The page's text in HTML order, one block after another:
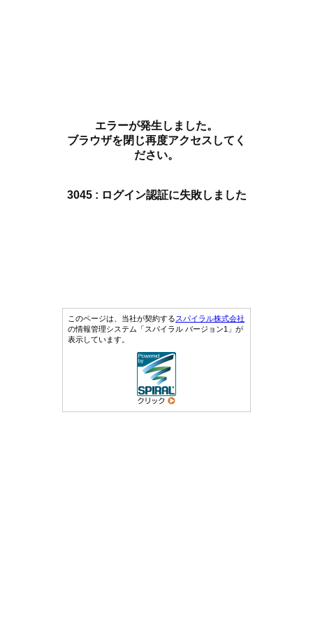
エラーが発生しました。
ブラウザを閉じ再度アクセスしてく
ださい。
3045 : ログイン認証に失敗しました
このページは、当社が契約するスパイラル株式会社
の情報管理システム「スパイラル バージョン1」が
表示しています。